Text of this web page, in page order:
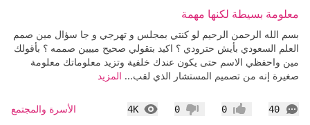
معلومة بسيطة لكنها مهمة
بسم الله الرحمن الرحيم لو كنتي بمجلس و تهرجي و جا سؤال مين صمم
العلم السعودي بأيش حترودي ؟ اكيد بتقولي صحيح مييين صممه ؟ بأقولك
مين واحفظي الاسم حتى يكون عندك خلفية وتزيد معلوماتك معلومة
صغيرة إنه من تصميم المستشار الذي لقب... المزيد
40
التعليقات إعجاب0 عدم إعجاب
0
4K
المشاهدات الأسرة والمجتمع